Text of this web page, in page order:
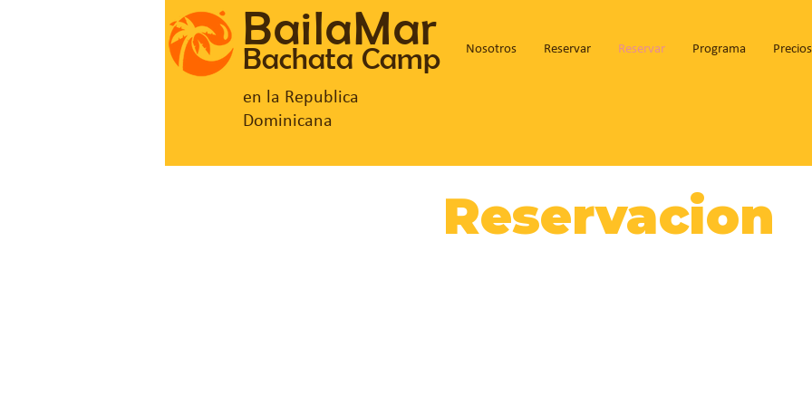
BailaMar
Bachata Camp
en la Republica
Dominicana
Nosotros Reservar Reservar Programa Precios
Reservacion